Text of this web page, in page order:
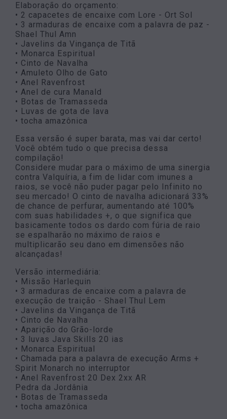
Elaboração do orçamento:
• 2 capacetes de encaixe com Lore - Ort Sol
• 3 armaduras de encaixe com a palavra de paz -
Shael Thul Amn
• Javelins da Vingança de Titã
• Monarca Espiritual
• Cinto de Navalha
• Amuleto Olho de Gato
• Anel Ravenfrost
• Anel de cura Manald
• Botas de Tramasseda
• Luvas de gota de lava
• tocha amazônica
Essa versão é super barata, mas vai dar certo!
Você obtém tudo o que precisa dessa
compilação!
Considere mudar para o máximo de uma sinergia
contra Valquíria, a fim de lidar com imunes a
raios, se você não puder pagar pelo Infinito no
seu mercado! O cinto de navalha adicionará 33%
de chance de perfurar, aumentando até 100%
com suas habilidades +, o que significa que
basicamente todos os dardo com fúria de raio
se espalharão no máximo de raios e
multiplicarão seu dano em dimensões não
alcançadas!
Versão intermediária:
• Missão Harlequin
• 3 armaduras de encaixe com a palavra de
execução de traição - Shael Thul Lem
• Javelins da Vingança de Titã
• Cinto de Navalha
• Aparição do Grão-lorde
• 3 luvas Java Skills 20 ias
• Monarca Espiritual
• Chamada para a palavra de execução Arms +
Spirit Monarch no interruptor
• Anel Ravenfrost 20 Dex 2xx AR
Pedra da Jordânia
• Botas de Tramasseda
• tocha amazônica